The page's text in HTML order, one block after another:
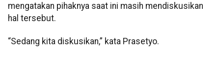
mengatakan pihaknya saat ini masih mendiskusikan
hal tersebut.
“Sedang kita diskusikan,” kata Prasetyo.